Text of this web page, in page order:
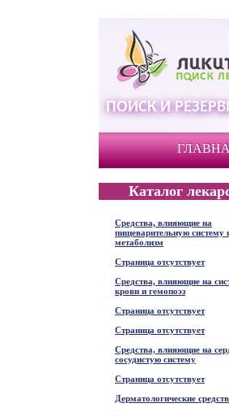
ПОИСК И
Каталог
Средства, влияющие на
пищеварительную систему
метаболизм
Страница отсутствует
Средства, влияющие на
крови и гемопоэз
Страница отсутствует
Страница отсутствует
Средства, влияющие на
сосудистую систему
Страница отсутствует
Дерматологические